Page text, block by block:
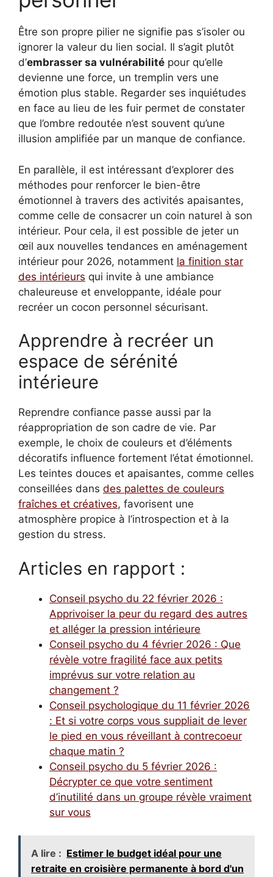
Être son propre pilier ne signifie pas s’isoler ou
ignorer la valeur du lien social. Il s’agit plutôt
d’embrasser sa vulnérabilité pour qu’elle
devienne une force, un tremplin vers une
émotion plus stable. Regarder ses inquiétudes
en face au lieu de les fuir permet de constater
que l’ombre redoutée n’est souvent qu’une
illusion amplifiée par un manque de confiance.
En parallèle, il est intéressant d’explorer des
méthodes pour renforcer le bien-être
émotionnel à travers des activités apaisantes,
comme celle de consacrer un coin naturel à son
intérieur. Pour cela, il est possible de jeter un
œil aux nouvelles tendances en aménagement
intérieur pour 2026, notamment la finition star
des intérieurs qui invite à une ambiance
chaleureuse et enveloppante, idéale pour
recréer un cocon personnel sécurisant.
Apprendre à recréer un
espace de sérénité
intérieure
Reprendre confiance passe aussi par la
réappropriation de son cadre de vie. Par
exemple, le choix de couleurs et d’éléments
décoratifs influence fortement l’état émotionnel.
Les teintes douces et apaisantes, comme celles
conseillées dans des palettes de couleurs
fraîches et créatives, favorisent une
atmosphère propice à l’introspection et à la
gestion du stress.
Articles en rapport :
Conseil psycho du 22 février 2026 :
Apprivoiser la peur du regard des autres
et alléger la pression intérieure
Conseil psycho du 4 février 2026 : Que
révèle votre fragilité face aux petits
imprévus sur votre relation au
changement ?
Conseil psychologique du 11 février 2026
: Et si votre corps vous suppliait de lever
le pied en vous réveillant à contrecoeur
chaque matin ?
Conseil psycho du 5 février 2026 :
Décrypter ce que votre sentiment
d’inutilité dans un groupe révèle vraiment
sur vous
A lire : Estimer le budget idéal pour une
retraite en croisière permanente à bord d'un